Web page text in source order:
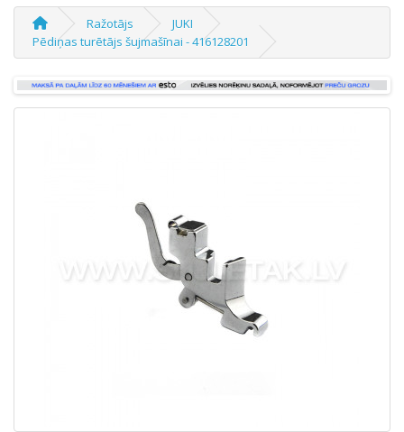
Ražotājs
JUKI
Pēdiņas turētājs šujmašīnai - 416128201